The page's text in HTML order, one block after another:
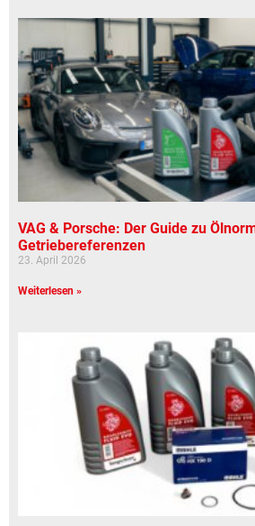
VAG & Porsche: Der Guide zu
Getriebereferenzen
23. April 2026
Weiterlesen »